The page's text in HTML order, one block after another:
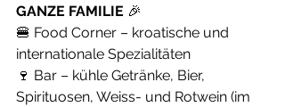
GANZE FAMILIE 🎉
🍔 Food Corner – kroatische und
internationale Spezialitäten
🍷 Bar – kühle Getränke, Bier,
Spirituosen, Weiss- und Rotwein (im